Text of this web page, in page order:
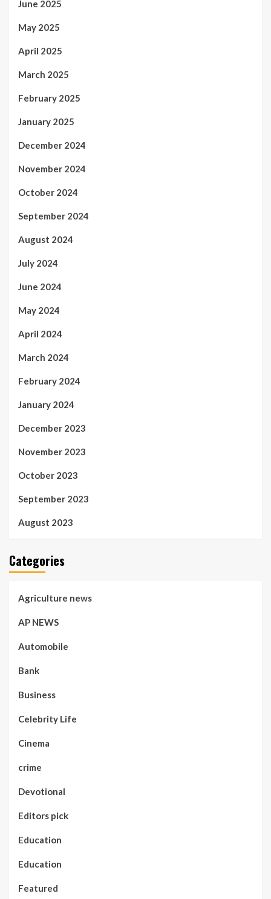
June 2025
May 2025
April 2025
March 2025
February 2025
January 2025
December 2024
November 2024
October 2024
September 2024
August 2024
July 2024
June 2024
May 2024
April 2024
March 2024
February 2024
January 2024
December 2023
November 2023
October 2023
September 2023
August 2023
Categories
Agriculture news
AP NEWS
Automobile
Bank
Business
Celebrity Life
Cinema
crime
Devotional
Editors pick
Education
Education
Featured